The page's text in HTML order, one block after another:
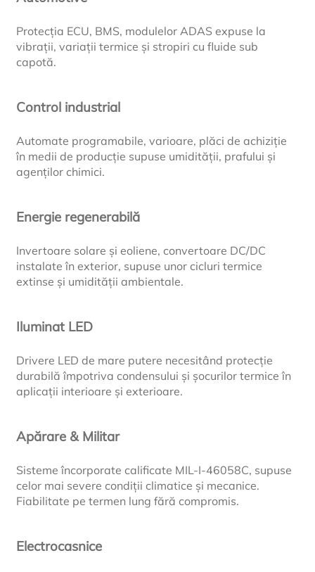
Protecția ECU, BMS, modulelor ADAS expuse la
vibrații, variații termice și stropiri cu fluide sub
capotă.
Control industrial
Automate programabile, varioare, plăci de achiziție
în medii de producție supuse umidității, prafului și
agenților chimici.
Energie regenerabilă
Invertoare solare și eoliene, convertoare DC/DC
instalate în exterior, supuse unor cicluri termice
extinse și umidității ambientale.
Iluminat LED
Drivere LED de mare putere necesitând protecție
durabilă împotriva condensului și șocurilor termice în
aplicații interioare și exterioare.
Apărare & Militar
Sisteme încorporate calificate MIL-I-46058C, supuse
celor mai severe condiții climatice și mecanice.
Fiabilitate pe termen lung fără compromis.
Electrocasnice